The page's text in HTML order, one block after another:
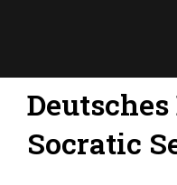
Socratic